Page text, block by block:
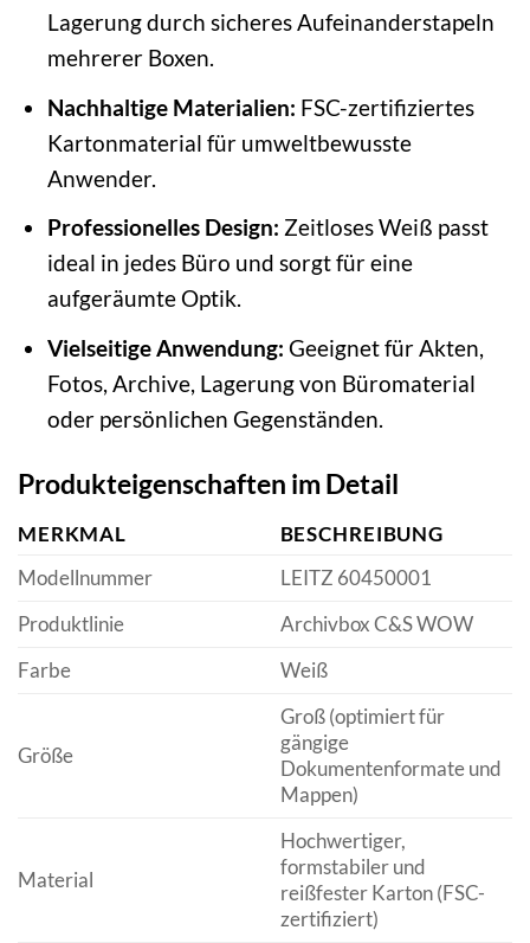
Lagerung durch sicheres Aufeinanderstapeln
mehrerer Boxen.
Nachhaltige Materialien: FSC-zertifiziertes
Kartonmaterial für umweltbewusste
Anwender.
Professionelles Design: Zeitloses Weiß passt
ideal in jedes Büro und sorgt für eine
aufgeräumte Optik.
Vielseitige Anwendung: Geeignet für Akten,
Fotos, Archive, Lagerung von Büromaterial
oder persönlichen Gegenständen.
Produkteigenschaften im Detail
MERKMAL
BESCHREIBUNG
Modellnummer
LEITZ 60450001
Produktlinie
Archivbox C&S WOW
Farbe
Weiß
Größe
Groß (optimiert für
gängige
Dokumentenformate und
Mappen)
Material
Hochwertiger,
formstabiler und
reißfester Karton (FSC-
zertifiziert)